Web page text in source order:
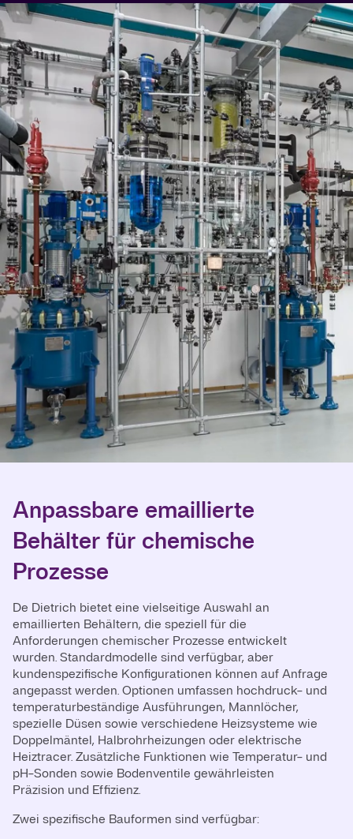
Anpassbare emaillierte
Behälter für chemische
Prozesse
De Dietrich bietet eine vielseitige Auswahl an
emaillierten Behältern, die speziell für die
Anforderungen chemischer Prozesse entwickelt
wurden. Standardmodelle sind verfügbar, aber
kundenspezifische Konfigurationen können auf Anfrage
angepasst werden. Optionen umfassen hochdruck- und
temperaturbeständige Ausführungen, Mannlöcher,
spezielle Düsen sowie verschiedene Heizsysteme wie
Doppelmäntel, Halbrohrheizungen oder elektrische
Heiztracer. Zusätzliche Funktionen wie Temperatur- und
pH-Sonden sowie Bodenventile gewährleisten
Präzision und Effizienz.
Zwei spezifische Bauformen sind verfügbar: